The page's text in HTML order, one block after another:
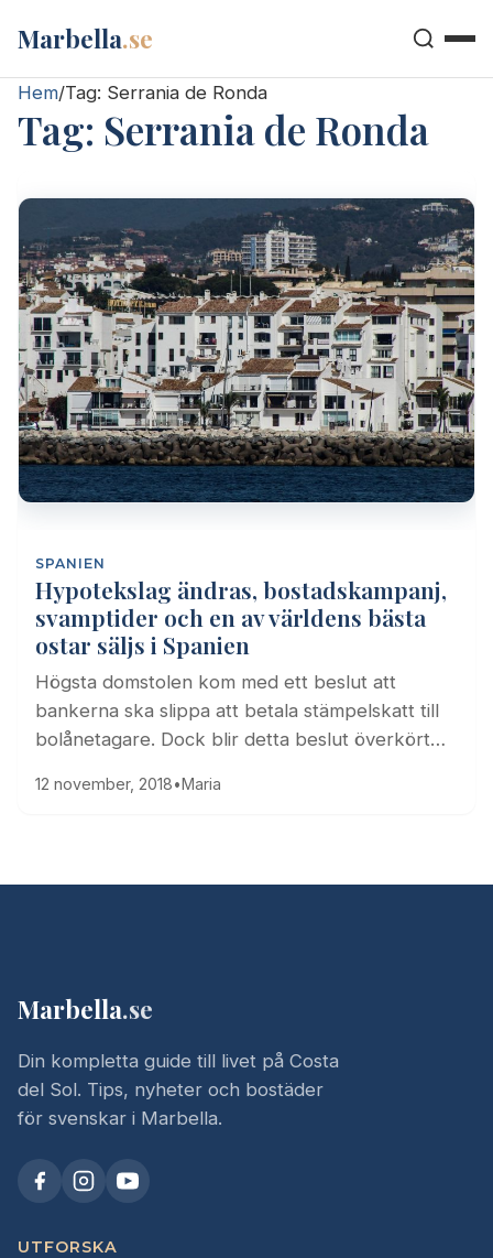
Marbella.se
Hem/Tag: Serrania de Ronda
Tag: Serrania de Ronda
SPANIEN
Hypotekslag ändras, bostadskampanj,
svamptider och en av världens bästa
ostar säljs i Spanien
Högsta domstolen kom med ett beslut att
bankerna ska slippa att betala stämpelskatt till
bolånetagare. Dock blir detta beslut överkört…
12 november, 2018•Maria
Marbella.se
Din kompletta guide till livet på Costa
del Sol. Tips, nyheter och bostäder
för svenskar i Marbella.
UTFORSKA